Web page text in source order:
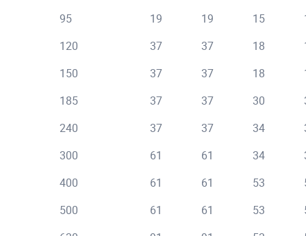
95
19 19 15
120
37 37 18
150
37 37 18
185
37 37 30
240
37 37 34
300
61 61 34
400
61 61 53
500
61 61 53